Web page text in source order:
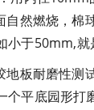
自然燃烧，棉
小于50mm,就
地板耐磨性测
个平底园形打